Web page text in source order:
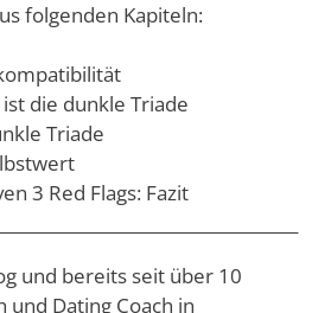
folgenden Kapiteln:
die dunkle Triade
Triade
3 Red Flags: Fazit
und bereits seit über 10
und Dating Coach in